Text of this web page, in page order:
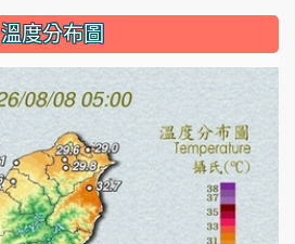
溫度分布圖